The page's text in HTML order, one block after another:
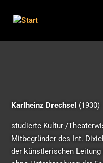
Karlheinz Drechsel (1930)
studierte Kultur-/
Mitbegründer des Int.
der künstlerischen